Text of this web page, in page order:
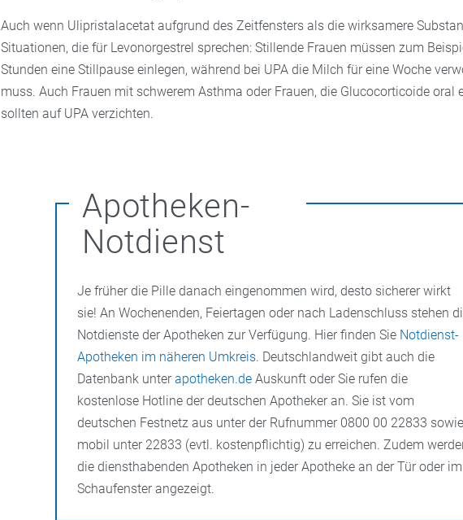
Auch wenn Ulipristalacetat aufgrund des Zeitfensters als die wirksamere
Situationen, die für Levonorgestrel sprechen: Stillende Frauen müssen zum
Stunden eine Stillpause einlegen, während bei UPA die Milch für eine Woche
muss. Auch Frauen mit schwerem Asthma oder Frauen, die Glucocorticoide oral
sollten auf UPA verzichten.
Apotheken-
Notdienst
Je früher die Pille danach eingenommen wird, desto sicherer wirkt
sie! An Wochenenden, Feiertagen oder nach Ladenschluss stehen
Notdienste der Apotheken zur Verfügung. Hier finden Sie Notdienst-
Apotheken im näheren Umkreis. Deutschlandweit gibt auch die
Datenbank unterapotheken.de Auskunft oder Sie rufen die
kostenlose Hotline der deutschen Apotheker an. Sie ist vom
deutschen Festnetz aus unter der Rufnummer 0800 00 22833 sowie
mobil unter 22833 (evtl. kostenpflichtig) zu erreichen. Zudem
die diensthabenden Apotheken in jeder Apotheke an der Tür oder im
Schaufenster angezeigt.